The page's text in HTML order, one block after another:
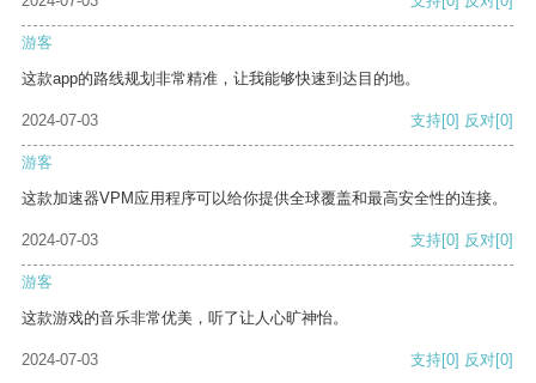
游客
这款app的路线规划非常精准，让我能够快速到达目的地。
2024-07-03 支持[0] 反对[0]
游客
这款加速器VPM应用程序可以给你提供全球覆盖和最高安全性的连接。
2024-07-03 支持[0] 反对[0]
游客
这款游戏的音乐非常优美，听了让人心旷神怡。
2024-07-03 支持[0] 反对[0]